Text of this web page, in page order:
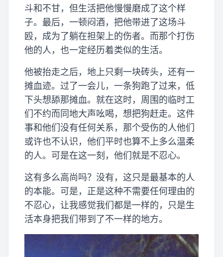
斗和不甘，但生活把他慢慢磨成了这个样
子。最后，一顿闷酒，把他带进了这场斗
殴，成为了躺在担架上的伤者。而那个打伤
他的人，也一定经历着类似的生活。
他被抬走之后，地上只剩一块砖头，还有一
摊血迹。过了一会儿，一条狗跑了过来，低
下头想舔那摊血。就在这时，周围的临时工
们不约而同地大声吆喝，想把狗赶走。这件
事和他们没有任何关系，那个受伤的人他们
或许也不认识，他们平时也算不上多么温柔
的人。可是在这一刻，他们就是不忍心。
这有多么高尚吗？没有，这只是最基本的人
的本能。可是，正是这种不需要任何理由的
不忍心，让我感觉我们都是一样的，只是生
活本身把我们带到了不一样的地方。